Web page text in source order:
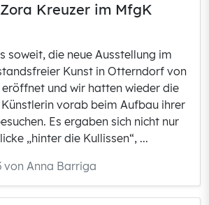
Kreuzer im MfgK
soweit, die neue Ausstellung im
Kunst in Otterndorf von
und wir hatten wieder die
vorab beim Aufbau ihrer
Es ergaben sich nicht nur
„hinter die Kullissen“, ...
von Anna Barriga